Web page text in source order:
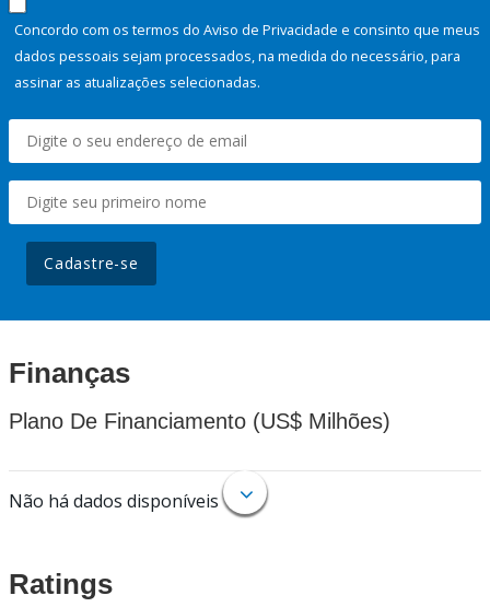
Concordo com os termos do Aviso de Privacidade e consinto que meus
dados pessoais sejam processados, na medida do necessário, para
assinar as atualizações selecionadas.
Cadastre-se
Finanças
Plano De Financiamento (US$ Milhões)
Não há dados disponíveis
Ratings